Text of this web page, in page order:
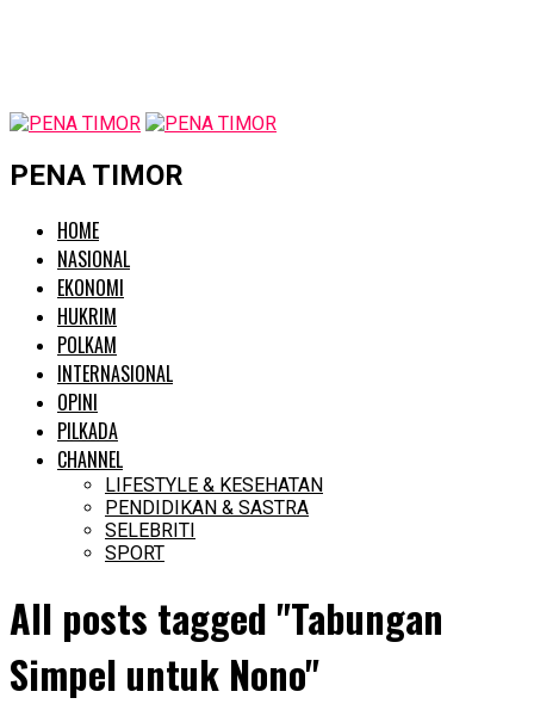
PENA TIMOR
HOME
NASIONAL
EKONOMI
HUKRIM
POLKAM
INTERNASIONAL
OPINI
PILKADA
CHANNEL
LIFESTYLE & KESEHATAN
PENDIDIKAN & SASTRA
SELEBRITI
SPORT
All posts tagged "Tabungan
Simpel untuk Nono"